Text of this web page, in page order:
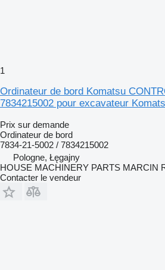
1
Ordinateur de bord Komatsu
7834215002 pour excavateur
Prix sur demande
Ordinateur de bord
7834-21-5002 / 7834215002
Pologne, Łęgajny
HOUSE MACHINERY PARTS MARCIN
Contacter le vendeur